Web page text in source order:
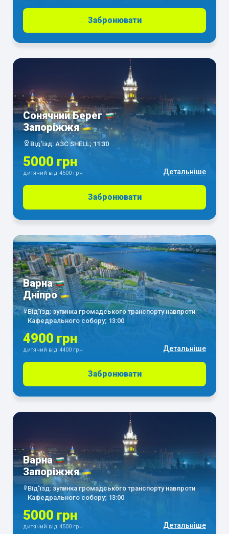
Забронювати
Сонячний Берег
Запоріжжя
Від'їзд: АЗС SHELL; 11:30
5000 грн
дитячий від 4500 грн Детальніше
Забронювати
Варна
Дніпро
Від'їзд: зупинка громадського транспорту навпроти
Кафедрального собору; 13:00
4900 грн
дитячий від 4400 грн Детальніше
Забронювати
Варна
Запоріжжя
Від'їзд: зупинка громадського транспорту навпроти
Кафедрального собору; 13:00
5000 грн
дитячий від 4500 грн Детальніше